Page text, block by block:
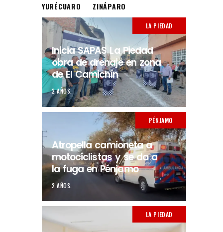
YURÉCUARO ZINÁPARO
LA PIEDAD
Inicia SAPAS La Piedad
obra de drenaje en zona
de El Camichín
2 AÑOS.
PÉNJAMO
Atropella camioneta a
motociclistas y se da a
la fuga en Pénjamo
2 AÑOS.
LA PIEDAD